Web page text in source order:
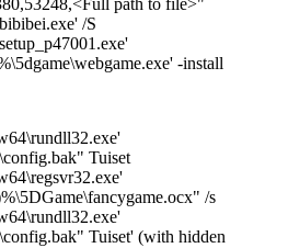
path to file>"
/S
-install
Tuiset
/s
Tuiset' (with hidden